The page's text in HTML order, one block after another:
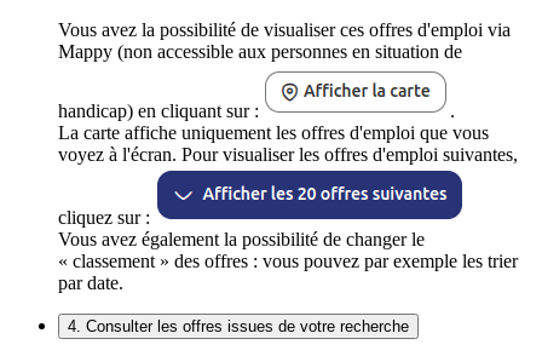
Vous avez la possibilité de visualiser ces offres d'emploi via
Mappy (non accessible aux personnes en situation de
handicap) en cliquant sur :
.
La carte affiche uniquement les offres d'emploi que vous
voyez à l'écran. Pour visualiser les offres d'emploi suivantes,
cliquez sur :
Vous avez également la possibilité de changer le
« classement » des offres : vous pouvez par exemple les trier
par date.
4. Consulter les offres issues de votre recherche